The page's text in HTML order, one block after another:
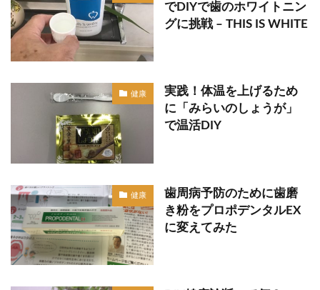
でDIYで歯のホワイトニン
グに挑戦 – THIS IS WHITE
健康
実践！体温を上げるため
に「みらいのしょうが」
で温活DIY
健康
歯周病予防のために歯磨
き粉をプロポデンタルEX
に変えてみた